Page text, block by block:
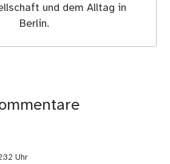
und dem Alltag in
Berlin.
Uhr